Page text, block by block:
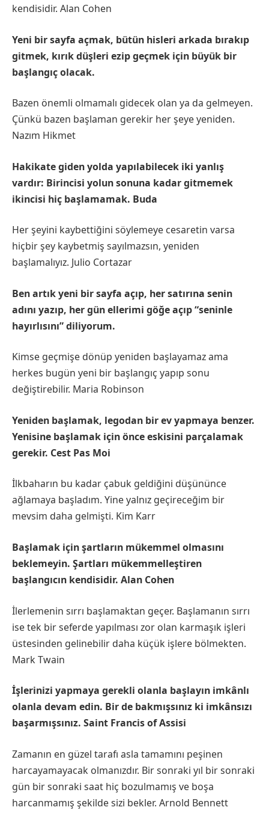
kendisidir. Alan Cohen
Yeni bir sayfa açmak, bütün hisleri arkada bırakıp
gitmek, kırık düşleri ezip geçmek için büyük bir
başlangıç olacak.
Bazen önemli olmamalı gidecek olan ya da gelmeyen.
Çünkü bazen başlaman gerekir her şeye yeniden.
Nazım Hikmet
Hakikate giden yolda yapılabilecek iki yanlış
vardır: Birincisi yolun sonuna kadar gitmemek
ikincisi hiç başlamamak. Buda
Her şeyini kaybettiğini söylemeye cesaretin varsa
hiçbir şey kaybetmiş sayılmazsın, yeniden
başlamalıyız. Julio Cortazar
Ben artık yeni bir sayfa açıp, her satırına senin
adını yazıp, her gün ellerimi göğe açıp “seninle
hayırlısını” diliyorum.
Kimse geçmişe dönüp yeniden başlayamaz ama
herkes bugün yeni bir başlangıç yapıp sonu
değiştirebilir. Maria Robinson
Yeniden başlamak, legodan bir ev yapmaya benzer.
Yenisine başlamak için önce eskisini parçalamak
gerekir. Cest Pas Moi
İlkbaharın bu kadar çabuk geldiğini düşününce
ağlamaya başladım. Yine yalnız geçireceğim bir
mevsim daha gelmişti. Kim Karr
Başlamak için şartların mükemmel olmasını
beklemeyin. Şartları mükemmelleştiren
başlangıcın kendisidir. Alan Cohen
İlerlemenin sırrı başlamaktan geçer. Başlamanın sırrı
ise tek bir seferde yapılması zor olan karmaşık işleri
üstesinden gelinebilir daha küçük işlere bölmekten.
Mark Twain
İşlerinizi yapmaya gerekli olanla başlayın imkânlı
olanla devam edin. Bir de bakmışsınız ki imkânsızı
başarmışsınız. Saint Francis of Assisi
Zamanın en güzel tarafı asla tamamını peşinen
harcayamayacak olmanızdır. Bir sonraki yıl bir sonraki
gün bir sonraki saat hiç bozulmamış ve boşa
harcanmamış şekilde sizi bekler. Arnold Bennett